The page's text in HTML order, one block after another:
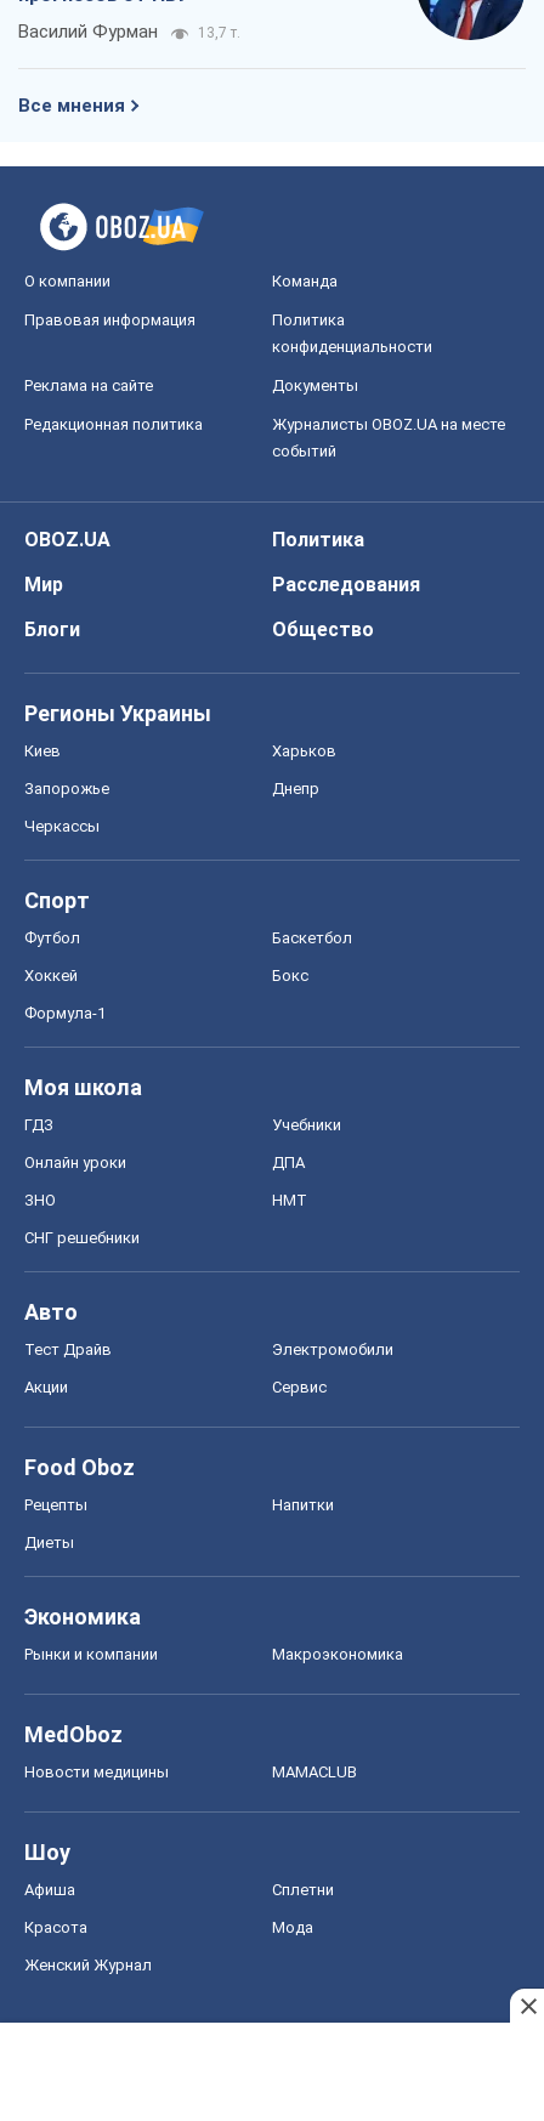
Василий Фурман 13,7 т.
Все мнения
О компании Команда
Правовая информация
Политика
конфиденциальности
Реклама на сайте Документы
Редакционная политика
Журналисты OBOZ.UA на месте
событий
OBOZ.UA
Политика
Мир
Расследования
Блоги
Общество
Регионы Украины
Киев Харьков
Запорожье Днепр
Черкассы
Спорт
Футбол Баскетбол
Хоккей Бокс
Формула-1
Моя школа
ГДЗ Учебники
Онлайн уроки ДПА
ЗНО НМТ
СНГ решебники
Авто
Тест Драйв Электромобили
Акции Сервис
Food Oboz
Рецепты Напитки
Диеты
Экономика
Рынки и компании Mакроэкономика
MedOboz
Новости медицины MAMACLUB
Шоу
Афиша Сплетни
Красота Мода
Женский Журнал